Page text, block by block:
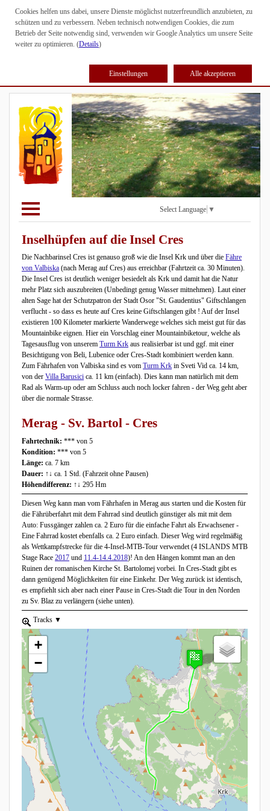
Cookies helfen uns dabei, unsere Dienste möglichst nutzerfreundlich anzubieten, zu
schützen und zu verbessern. Neben technisch notwendigen Cookies, die zum
Betrieb der Seite notwendig sind, verwenden wir Google Analytics um unsere Seite
weiter zu optimieren. (Details)
Einstellungen Alle akzeptieren
Select Language ▼
Inselhüpfen auf die Insel Cres
Die Nachbarinsel Cres ist genauso groß wie die Insel Krk und über die Fähre
von Valbiska (nach Merag auf Cres) aus erreichbar (Fahrtzeit ca. 30 Minuten).
Die Insel Cres ist deutlich weniger besiedelt als Krk und damit hat die Natur
mehr Platz sich auszubreiten (Unbedingt genug Wasser mitnehmen). Laut einer
alten Sage hat der Schutzpatron der Stadt Osor "St. Gaudentius" Giftschlangen
verflucht - so dass es heute auf Cres keine Giftschlangen gibt ! Auf der Insel
existieren 100 Kilometer markierte Wanderwege welches sich meist gut für das
Mountainbike eignen. Hier ein Vorschlag einer Mountainbiketour, welche als
Tagesausflug von unserem Turm Krk aus realisierbar ist und ggf. mit einer
Besichtigung von Beli, Lubenice oder Cres-Stadt kombiniert werden kann.
Zum Fährhafen von Valbiska sind es vom Turm Krk in Sveti Vid ca. 14 km,
von der Villa Barusici ca. 11 km (einfach). Dies kann man natürlich mit dem
Rad als Warm-up oder am Schluss auch noch locker fahren - der Weg geht aber
über die normale Strasse.
Merag - Sv. Bartol - Cres
Fahrtechnik: *** von 5
Kondition: *** von 5
Länge: ca. 7 km
Dauer: ↑↓ ca. 1 Std. (Fahrzeit ohne Pausen)
Höhendifferenz: ↑↓ 295 Hm
Diesen Weg kann man vom Fährhafen in Merag aus starten und die Kosten für
die Fährüberfahrt mit dem Fahrrad sind deutlich günstiger als mit mit dem
Auto: Fussgänger zahlen ca. 2 Euro für die einfache Fahrt als Erwachsener -
Eine Fahrrad kostet ebenfalls ca. 2 Euro einfach. Dieser Weg wird regelmäßig
als Wettkampfstrecke für die 4-Insel-MTB-Tour verwendet (4 ISLANDS MTB
Stage Race 2017 und 11.4-14.4.2018)! An den Hängen kommt man an den
Ruinen der romanischen Kirche St. Bartolomej vorbei. In Cres-Stadt gibt es
dann genügend Möglichkeiten für eine Einkehr. Der Weg zurück ist identisch,
es empfiehlt sich aber nach einer Pause in Cres-Stadt die Tour in den Norden
zu Sv. Blaz zu verlängern (siehe unten).
zoom to element.
Tracks show list, use the arrow keys to navigate in the list
+
−